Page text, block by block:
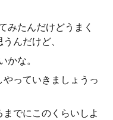
みたんだけどうまく
んだけど、
かな。
っていきましょうっ
でにこのくらいしよ